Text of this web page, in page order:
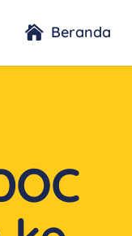
Beranda